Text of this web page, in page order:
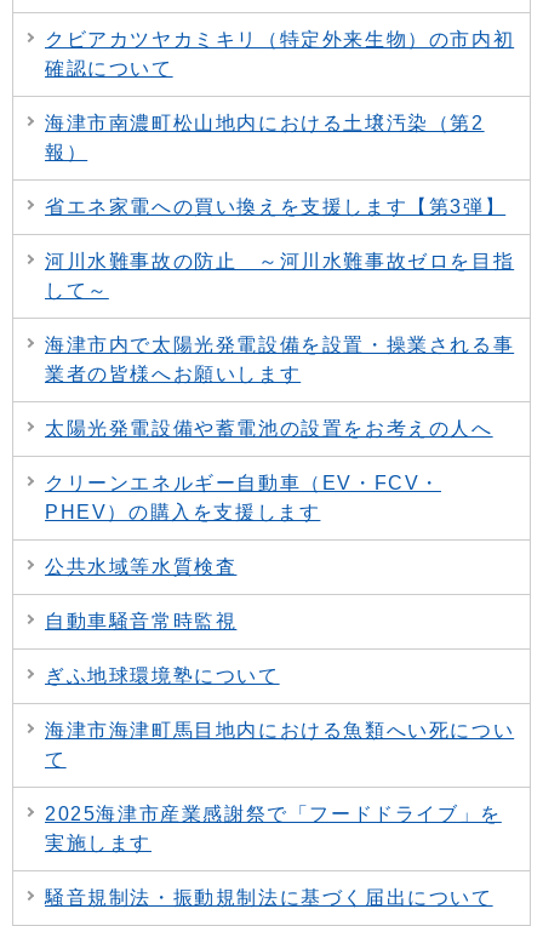
クビアカツヤカミキリ（特定外来生物）の市内初
確認について
海津市南濃町松山地内における土壌汚染（第2
報）
省エネ家電への買い換えを支援します【第3弾】
河川水難事故の防止 ～河川水難事故ゼロを目指
して～
海津市内で太陽光発電設備を設置・操業される事
業者の皆様へお願いします
太陽光発電設備や蓄電池の設置をお考えの人へ
クリーンエネルギー自動車（EV・FCV・
PHEV）の購入を支援します
公共水域等水質検査
自動車騒音常時監視
ぎふ地球環境塾について
海津市海津町馬目地内における魚類へい死につい
て
2025海津市産業感謝祭で「フードドライブ」を
実施します
騒音規制法・振動規制法に基づく届出について